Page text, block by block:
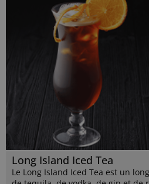
Long Island Iced Tea
Le Long Island Iced Tea est un